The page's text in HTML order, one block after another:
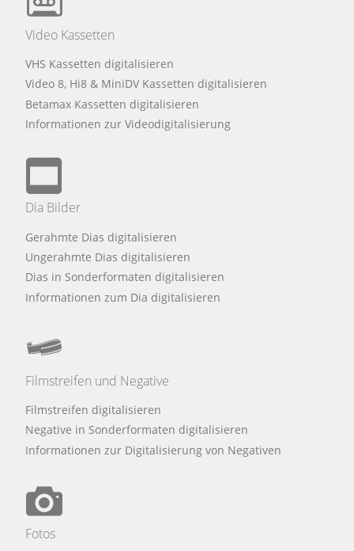
Video Kassetten
VHS Kassetten digitalisieren
Video 8, Hi8 & MiniDV Kassetten digitalisieren
Betamax Kassetten digitalisieren
Informationen zur Videodigitalisierung
Dia Bilder
Gerahmte Dias digitalisieren
Ungerahmte Dias digitalisieren
Dias in Sonderformaten digitalisieren
Informationen zum Dia digitalisieren
Filmstreifen und Negative
Filmstreifen digitalisieren
Negative in Sonderformaten digitalisieren
Informationen zur Digitalisierung von Negativen
Fotos